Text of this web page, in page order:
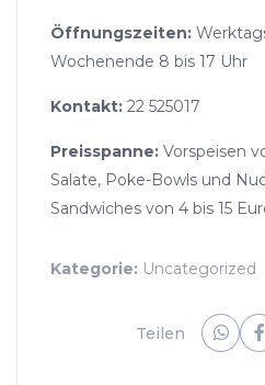
Öffnungszeiten:
Wochenende 8 bis 17 Uhr
Kontakt: 22 525017
Preisspanne: Vorspeisen
Salate, Poke-Bowls und
Sandwiches von 4 bis 15
Kategorie: Uncategorized
Teilen